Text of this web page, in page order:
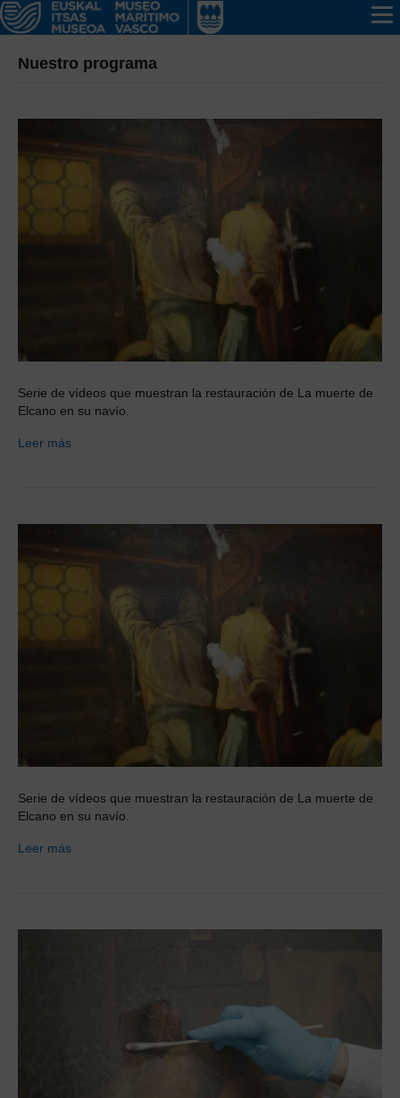
Nuestro programa
Serie de vídeos que muestran la restauración de La muerte de
Elcano en su navío.
Leer más
Serie de vídeos que muestran la restauración de La muerte de
Elcano en su navío.
Leer más